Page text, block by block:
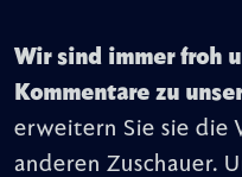
Wir sind immer froh
Kommentare zu
erweitern Sie sie die
anderen Zuschauer.